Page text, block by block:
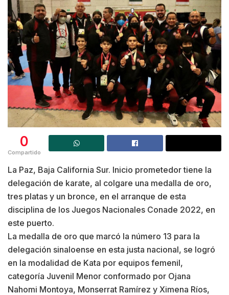
0
Compartido
La Paz, Baja California Sur. Inicio prometedor tiene la
delegación de karate, al colgare una medalla de oro,
tres platas y un bronce, en el arranque de esta
disciplina de los Juegos Nacionales Conade 2022, en
este puerto.
La medalla de oro que marcó la número 13 para la
delegación sinaloense en esta justa nacional, se logró
en la modalidad de Kata por equipos femenil,
categoría Juvenil Menor conformado por Ojana
Nahomi Montoya, Monserrat Ramírez y Ximena Ríos,